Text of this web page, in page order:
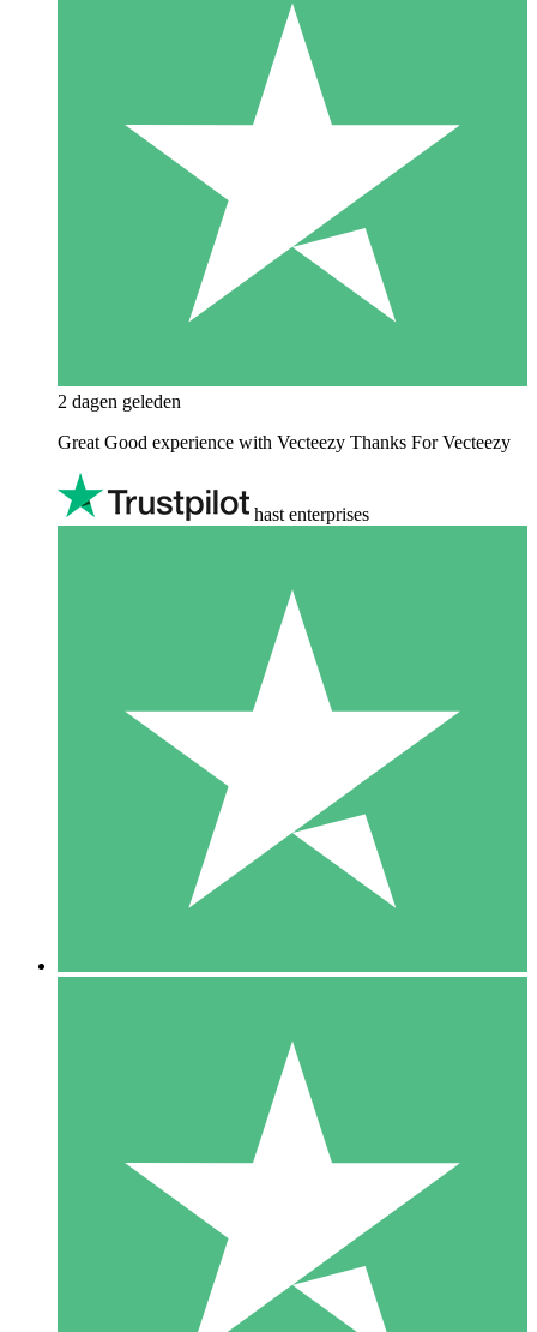
2 dagen geleden
Great Good experience with Vecteezy Thanks For Vecteezy
hast enterprises